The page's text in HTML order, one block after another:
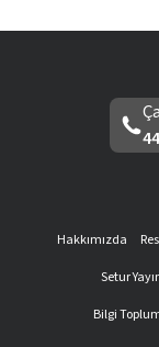
Hakkımızda
Setur
Bilgi